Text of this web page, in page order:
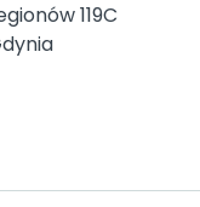
119C